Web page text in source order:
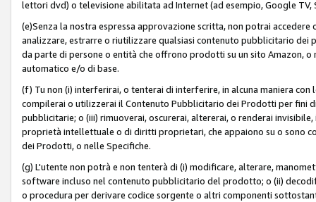
lettori dvd) o televisione abilitata ad Internet (ad esempio, Google TV,
(e)Senza la nostra espressa approvazione scritta, non potrai
analizzare, estrarre o riutilizzare qualsiasi contenuto pubblicitario
da parte di persone o entità che offrono prodotti su un sito Amazon,
automatico e/o di base.
(f) Tu non (i) interferirai, o tenterai di interferire, in alcuna maniera
compilerai o utilizzerai il Contenuto Pubblicitario dei Prodotti per
pubblicitarie; o (iii) rimuoverai, oscurerai, altererai, o renderai
proprietà intellettuale o di diritti proprietari, che appaiono su o sono
dei Prodotti, o nelle Specifiche.
(g) L'utente non potrà e non tenterà di (i) modificare, alterare,
software incluso nel contenuto pubblicitario del prodotto; o (ii)
o procedura per derivare codice sorgente o altri componenti